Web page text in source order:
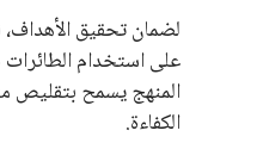
لضمان تحقيق الأهداف،
على استخدام
المنهج يسمح بتقليص
الكفاءة.